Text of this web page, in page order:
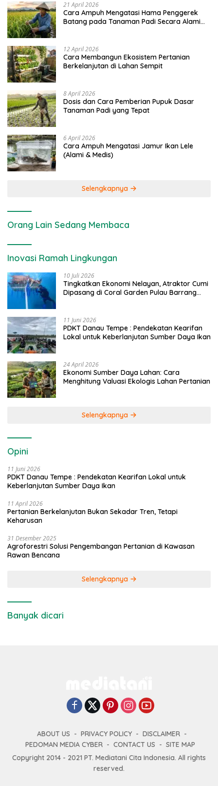
21 April 2026
Cara Ampuh Mengatasi Hama Penggerek
Batang pada Tanaman Padi Secara Alami
12 April 2026
Cara Membangun Ekosistem Pertanian
Berkelanjutan di Lahan Sempit
8 April 2026
Dosis dan Cara Pemberian Pupuk Dasar
Tanaman Padi yang Tepat
6 April 2026
Cara Ampuh Mengatasi Jamur Ikan Lele
(Alami & Medis)
Selengkapnya
Orang Lain Sedang Membaca
Inovasi Ramah Lingkungan
10 Juli 2026
Tingkatkan Ekonomi Nelayan, Atraktor Cumi
Dipasang di Coral Garden Pulau Barrang
11 Juni 2026
PDKT Danau Tempe : Pendekatan Kearifan
Lokal untuk Keberlanjutan Sumber Daya Ikan
24 April 2026
Ekonomi Sumber Daya Lahan: Cara
Menghitung Valuasi Ekologis Lahan Pertanian
Selengkapnya
Opini
11 Juni 2026
PDKT Danau Tempe : Pendekatan Kearifan Lokal untuk
Keberlanjutan Sumber Daya Ikan
11 April 2026
Pertanian Berkelanjutan Bukan Sekadar Tren, Tetapi
Keharusan
31 Desember 2025
Agroforestri Solusi Pengembangan Pertanian di Kawasan
Rawan Bencana
Selengkapnya
Banyak dicari
ABOUT US PRIVACY POLICY
DISCLAIMER
PEDOMAN MEDIA CYBER
CONTACT US
SITE MAP
Copyright 2014 - 2021 PT. Mediatani Cita Indonesia. All rights
reserved.